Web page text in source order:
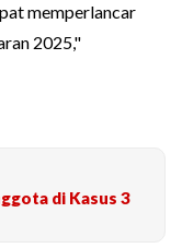
memperlancar
2025,"
di Kasus 3